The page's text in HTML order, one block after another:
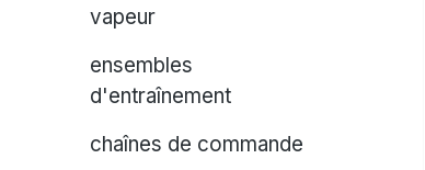
vapeur
ensembles
d'entraînement
chaînes de commande